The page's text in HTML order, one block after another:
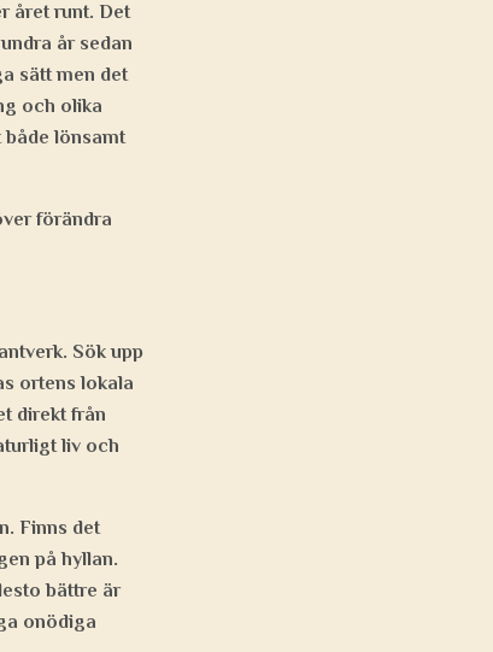
året runt. Det
år sedan
sätt men det
och olika
lönsamt
förändra
Sök upp
ortens lokala
direkt från
liv och
Finns det
på hyllan.
bättre är
onödiga